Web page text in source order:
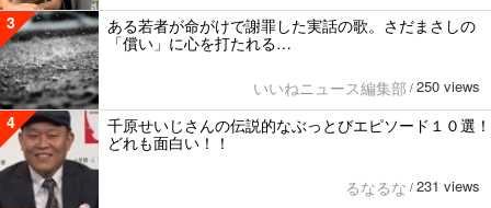
3
ある若者が命がけで謝罪した実話の歌。さだまさしの
「償い」に心を打たれる…
いいねニュース編集部 / 250 views
4
千原せいじさんの伝説的なぶっとびエピソード１０選！
どれも面白い！！
るなるな / 231 views